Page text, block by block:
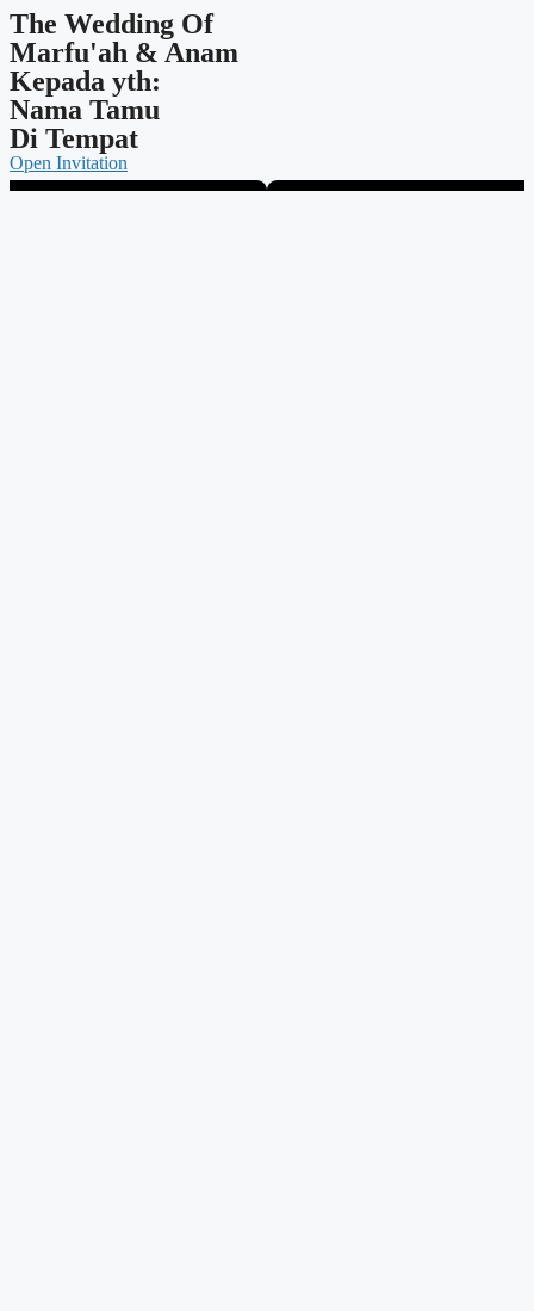
The Wedding Of
Marfu'ah & Anam
Kepada yth:
Nama Tamu
Di Tempat
Open Invitation